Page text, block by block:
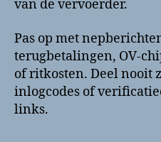
van de vervoerder.
Pas op met
terugbetalingen, OV-
of ritkosten. Deel nooit
inlogcodes of
links.